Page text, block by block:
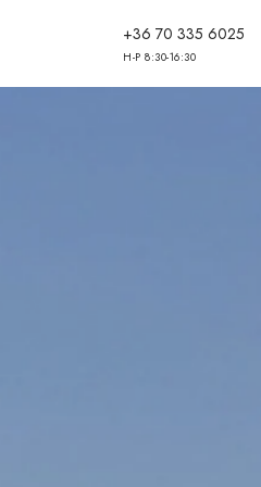
+36 70 335 6025
H-P 8:30-16:30